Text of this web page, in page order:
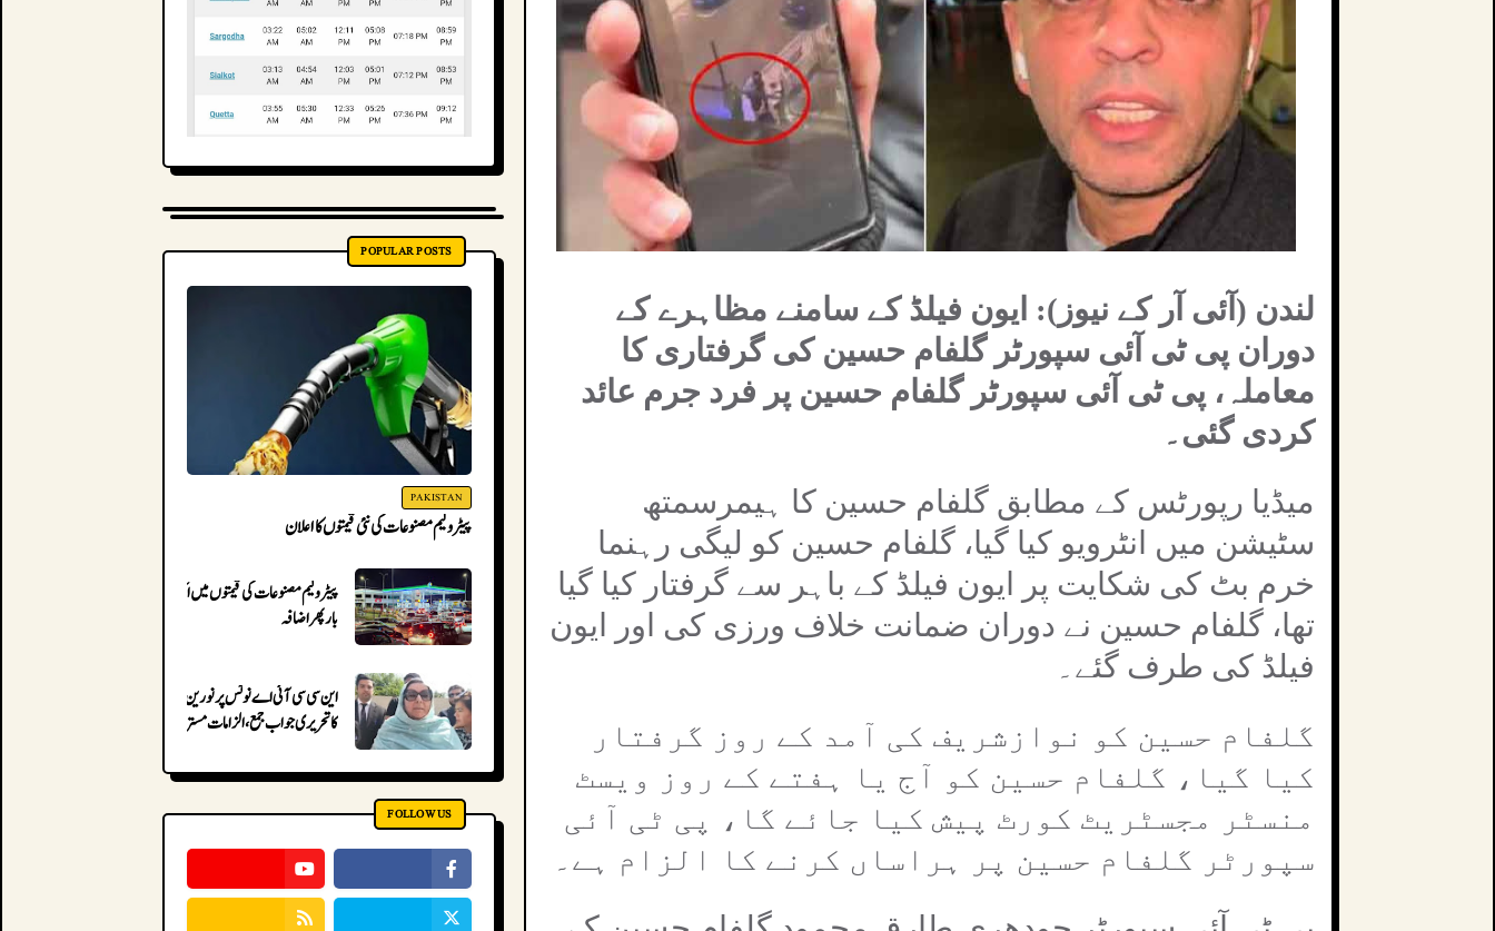
لندن (آئی آر کے نیوز): ایون فیلڈ کے سامنے مظاہرے کے
دوران پی ٹی آئی سپورٹر گلفام حسین کی گرفتاری کا
معاملہ، پی ٹی آئی سپورٹر گلفام حسین پر فرد جرم عائد
کردی گئی۔
میڈیا رپورٹس کے مطابق گلفام حسین کا ہیمرسمتھ
سٹیشن میں انٹرویو کیا گیا، گلفام حسین کو لیگی رہنما
خرم بٹ کی شکایت پر ایون فیلڈ کے باہر سے گرفتار کیا گیا
تھا، گلفام حسین نے دوران ضمانت خلاف ورزی کی اور ایون
فیلڈ کی طرف گئے۔
گلفام حسین کو نوازشریف کی آمد کے روز گرفتار
کیا گیا، گلفام حسین کو آج یا ہفتے کے روز ویسٹ
منسٹر مجسٹریٹ کورٹ پیش کیا جائے گا، پی ٹی آئی
سپورٹر گلفام حسین پر ہراساں کرنے کا الزام ہے۔
POPULAR POSTS
PAKISTAN
پیٹرولیم مصنوعات کی نئی قیمتوں کا اعلان
پیٹرولیم مصنوعات کی قیمتوں میں ایک
بار پھر اضافہ
این سی سی آئی اے نوٹس پر نورین نیازی
کا تحریری جواب جمع، الزامات مسترد
FOLLOW US